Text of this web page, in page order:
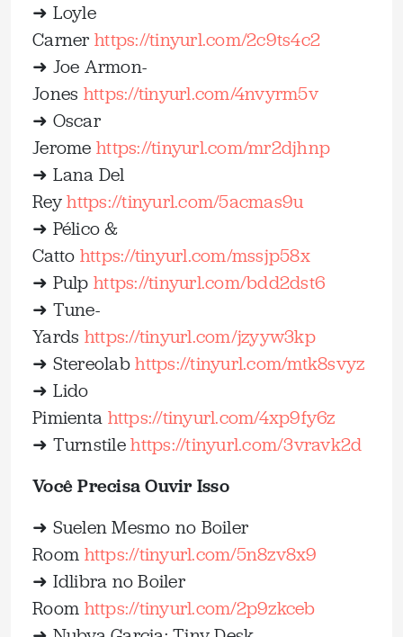
➜ Loyle
Carner ⁠https://tinyurl.com/2c9ts4c2⁠
➜ Joe Armon-
Jones ⁠https://tinyurl.com/4nvyrm5v⁠
➜ Oscar
Jerome ⁠https://tinyurl.com/mr2djhnp⁠
➜ Lana Del
Rey⁠https://tinyurl.com/5acmas9u⁠
➜ Pélico &
Catto ⁠https://tinyurl.com/mssjp58x⁠
➜ Pulp ⁠https://tinyurl.com/bdd2dst6⁠
➜ Tune-
Yards ⁠https://tinyurl.com/jzyyw3kp⁠
➜ Stereolab⁠https://tinyurl.com/mtk8svyz⁠
➜ Lido
Pimienta ⁠https://tinyurl.com/4xp9fy6z⁠
➜ Turnstile⁠https://tinyurl.com/3vravk2d⁠
Você Precisa Ouvir Isso
➜ Suelen Mesmo no Boiler
Room ⁠https://tinyurl.com/5n8zv8x9⁠
➜ Idlibra no Boiler
Room ⁠https://tinyurl.com/2p9zkceb⁠